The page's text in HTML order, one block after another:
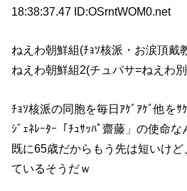
18:38:37.47 ID:OSrntWOM0.net
ねえわ朝鮮組(ﾁｮｿ核派・お涙頂戴
ねえわ朝鮮組2(チュバサ=ねえわ
ﾁｮｿ核派の同胞を毎日ｱｹﾞｱｹﾞ他をｻ
ｼﾞｪﾈﾚｰﾀｰ「ﾁｭｻｯﾊﾟ齋藤」の使命な
既に65歳だからもう先は短いけ
ているそうだｗ